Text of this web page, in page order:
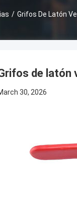
/ Grifos De Latón
de latón
30, 2026